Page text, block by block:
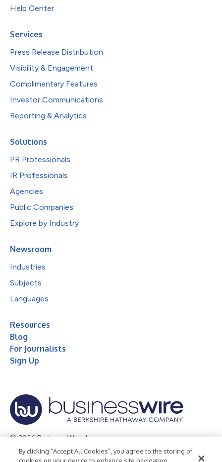
Help Center
Services
Press Release Distribution
Visibility & Engagement
Complimentary Features
Investor Communications
Reporting & Analytics
Solutions
PR Professionals
IR Professionals
Agencies
Public Companies
Explore by Industry
Newsroom
Industries
Subjects
Languages
Resources
Blog
For Journalists
Sign Up
© 2026 Business Wire, Inc.
Privacy Policy Cookie Policy Accessibility Statement
By clicking “Accept All Cookies”, you agree to the storing of